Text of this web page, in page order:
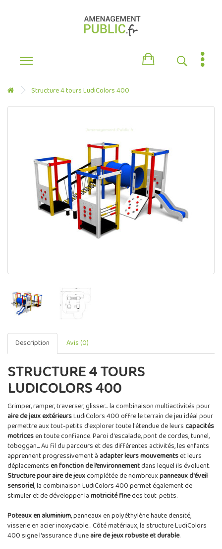
Structure 4 tours LudiColors 400
Description Avis (0)
STRUCTURE 4 TOURS
LUDICOLORS 400
Grimper, ramper, traverser, glisser... la combinaison multiactivités pour
aire de jeux extérieursLudiColors 400 offre le terrain de jeu idéal pour
permettre aux tout-petits d'explorer toute l'étendue de leurscapacités
motricesen toute confiance. Paroi d'escalade, pont de cordes, tunnel,
toboggan... Au fil du parcours et des différentes activités, les enfants
apprennent progressivement à adapter leurs mouvementset leurs
déplacementsen fonction de l’environnementdans lequel ils évoluent.
Structure pour aire de jeuxcomplétée de nombreuxpanneaux d'éveil
sensoriel, la combinaison LudiColors 400 permet également de
stimuler et de développer lamotricité finedes tout-petits.
Poteaux en aluminium, panneaux en polyéthylène haute densité,
visserie en acier inoxydable... Côté matériaux, la structure LudiColors
400 signe l'assurance d'uneaire de jeux robuste et durable.